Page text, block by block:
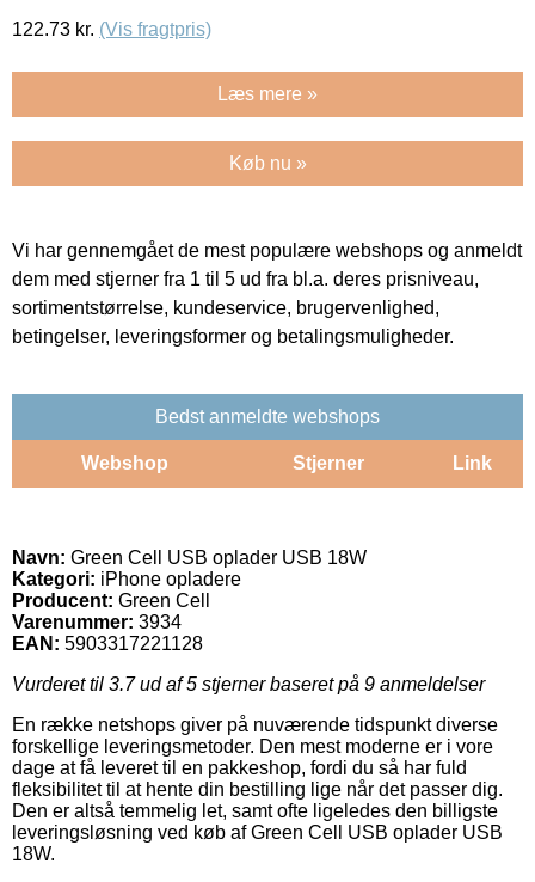
122.73 kr. (Vis fragtpris)
Læs mere »
Køb nu »
Vi har gennemgået de mest populære webshops og anmeldt
dem med stjerner fra 1 til 5 ud fra bl.a. deres prisniveau,
sortimentstørrelse, kundeservice, brugervenlighed,
betingelser, leveringsformer og betalingsmuligheder.
Bedst anmeldte webshops
Webshop Stjerner Link
Navn: Green Cell USB oplader USB 18W
Kategori: iPhone opladere
Producent: Green Cell
Varenummer: 3934
EAN: 5903317221128
Vurderet til 3.7ud af 5 stjerner baseret på 9 anmeldelser
En række netshops giver på nuværende tidspunkt diverse
forskellige leveringsmetoder. Den mest moderne er i vore
dage at få leveret til en pakkeshop, fordi du så har fuld
fleksibilitet til at hente din bestilling lige når det passer dig.
Den er altså temmelig let, samt ofte ligeledes den billigste
leveringsløsning ved køb af Green Cell USB oplader USB
18W.